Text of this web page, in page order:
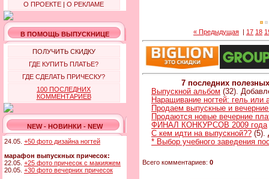
О ПРОЕКТЕ | О РЕКЛАМЕ
В ПОМОЩЬ ВЫПУСКНИЦЕ
ПОЛУЧИТЬ СКИДКУ
ГДЕ КУПИТЬ ПЛАТЬЕ?
ГДЕ СДЕЛАТЬ ПРИЧЕСКУ?
100 ПОСЛЕДНИХ
КОММЕНТАРИЕВ
NEW - НОВИНКИ - NEW
24.05. +50 фото дизайна ногтей
марафон выпускных причесок:
22.05. +25 фото причесок с макияжем
20.05. +30 фото вечерних причесок
« Предыдущая | 17 18
7 последних
Выпускной альбом (32).
Наращивание ногтей: гель или
Продаем выпускные и
Продаются новые вечерние
ФИНАЛ КОНКУРСОВ 2009 года
С кем идти на выпускной?? (5).
* Выбор учебного заведения
Всего комментариев: 0